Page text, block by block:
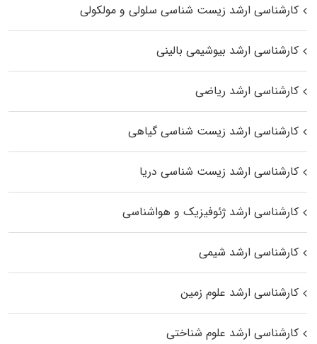
کارشناسی ارشد زیست شناسی سلولی و مولکولی
کارشناسی ارشد بیوشیمی بالینی
کارشناسی ارشد ریاضی
کارشناسی ارشد زیست‌ شناسی گیاهی
کارشناسی ارشد زیست‌ شناسی دریا
کارشناسی ارشد ژئوفیزیک و هواشناسی
کارشناسی ارشد شیمی
کارشناسی ارشد علوم زمین
کارشناسی ارشد علوم شناختی